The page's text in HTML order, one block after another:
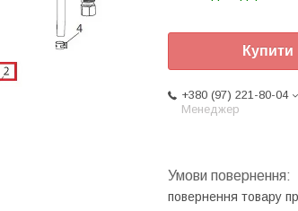
Купити
+380 (97) 221-80-04
Менеджер
повернення товару